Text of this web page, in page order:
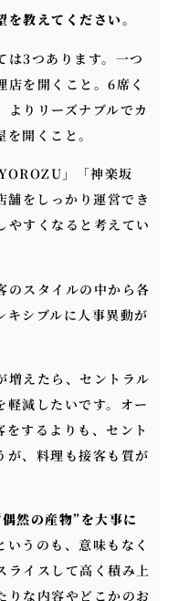
教えてください。
は3つあります。一つ
店を開くこと。6席く
よりリーズナブルでカ
開くこと。
」「神楽坂
をしっかり運営でき
やすくなると考えてい
のスタイルの中から各
キシブルに人事異動が
増えたら、セントラル
軽減したいです。オー
するよりも、セント
が、料理も接客も質が
偶然の産物”を大事に
いうのも、意味もなく
ライスして高く積み上
りな内容やどこかのお